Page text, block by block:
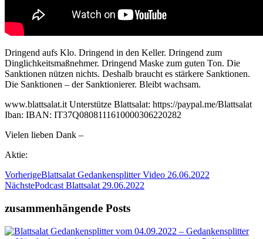
Dringend aufs Klo. Dringend in den Keller. Dringend zum
Dinglichkeitsmaßnehmer. Dringend Maske zum guten Ton. Die
Sanktionen nützen nichts. Deshalb braucht es stärkere Sanktionen.
Die Sanktionen – der Sanktionierer. Bleibt wachsam.
www.blattsalat.it Unterstütze Blattsalat: https://paypal.me/Blattsalat
Iban: IBAN: IT37Q0808111610000306220282
Vielen lieben Dank –
Aktie:
VorherigeBlattsalat Gedankensplitter Video 26.06.2022
NächstePodcast Blattsalat 29.06.2022
zusammenhängende Posts